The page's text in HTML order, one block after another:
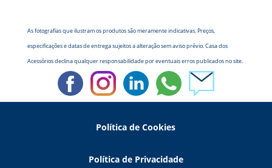
As fotografias que ilustram os produtos são meramente indicativas. Preços,
especificações e datas de entrega sujeitos a alteração sem aviso prévio. Casa dos
Acessórios declina qualquer responsabilidade por eventuais erros publicados no site.
Política de Cookies
Política de Privacidade